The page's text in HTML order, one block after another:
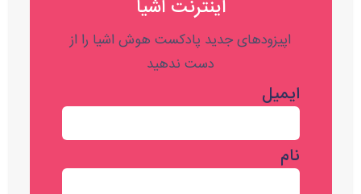
اینترنت اشیا
اپیزودهای جدید پادکست هوش اشیا را از
دست ندهید
ایمیل
نام